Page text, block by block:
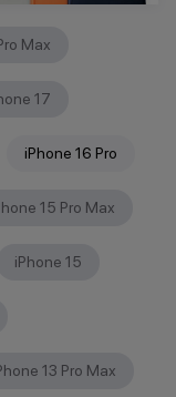
Max
17
iPhone 16 Pro
15 Pro Max
iPhone 15
13 Pro Max